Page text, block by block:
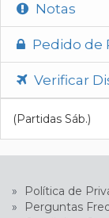
Notas
Pedido de
Verificar
(Partidas Sáb.)
» Política de
»
Perguntas